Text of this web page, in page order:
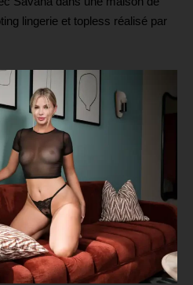
lingerie et topless réalisé par